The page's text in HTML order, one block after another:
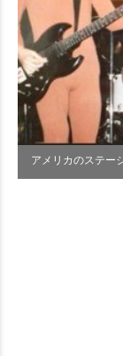
アメリカのステー